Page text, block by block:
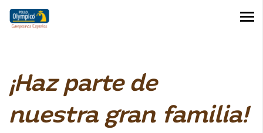
¡Haz parte de
nuestra gran familia!